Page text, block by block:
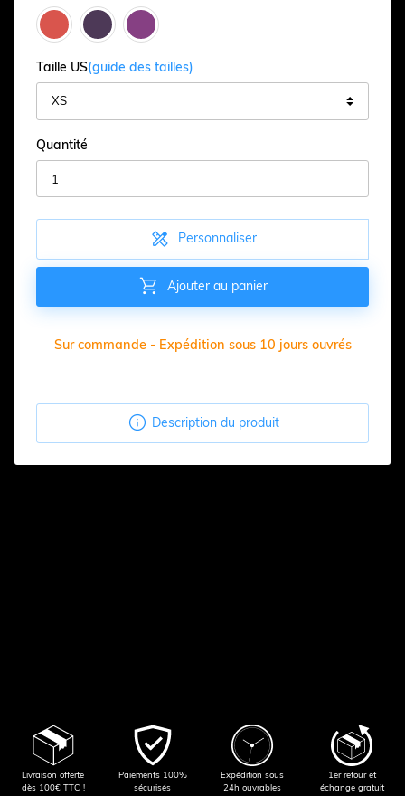
Taille US(guide des tailles)
Quantité
 Personnaliser
 Ajouter au panier
Sur commande - Expédition sous 10 jours ouvrés
 Description du produit
Livraison offerte
dès 100€ TTC !
Paiements 100%
sécurisés
Expédition sous
24h ouvrables
1er retour et
échange gratuit